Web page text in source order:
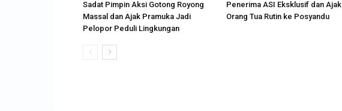
Sadat Pimpin Aksi Gotong Royong
Massal dan Ajak Pramuka Jadi
Pelopor Peduli Lingkungan
Penerima ASI Eksklusif dan Ajak
Orang Tua Rutin ke Posyandu